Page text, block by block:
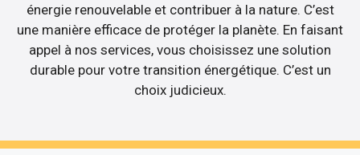
énergie renouvelable et contribuer à la nature. C’est
une manière efficace de protéger la planète. En faisant
appel à nos services, vous choisissez une solution
durable pour votre transition énergétique. C’est un
choix judicieux.